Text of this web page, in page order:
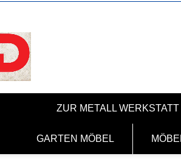
ZUR METALL WERKSTATT
GARTEN MÖBEL